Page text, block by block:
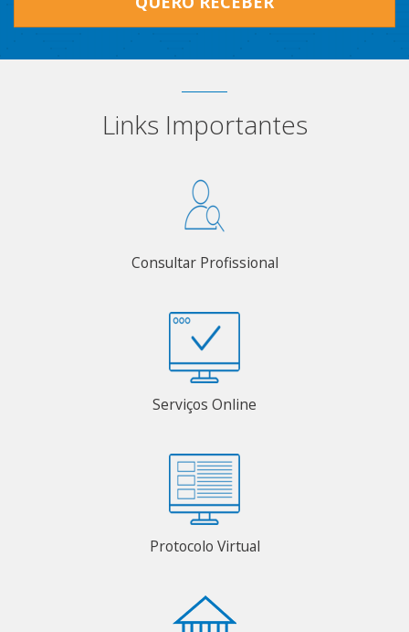
Links Importantes
Consultar Profissional
Serviços Online
Protocolo Virtual